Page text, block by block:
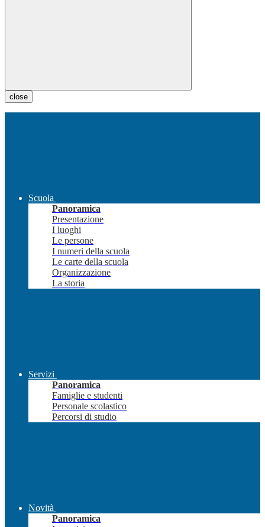
close
Scuola
Panoramica
Presentazione
I luoghi
Le persone
I numeri della scuola
Le carte della scuola
Organizzazione
La storia
Servizi
Panoramica
Famiglie e studenti
Personale scolastico
Percorsi di studio
Novità
Panoramica